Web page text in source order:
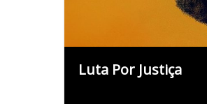
Luta Por Justiça